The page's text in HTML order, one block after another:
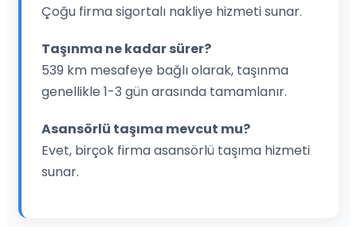
Çoğu firma sigortalı nakliye hizmeti sunar.
Taşınma ne kadar sürer?
539 km mesafeye bağlı olarak, taşınma
genellikle 1-3 gün arasında tamamlanır.
Asansörlü taşıma mevcut mu?
Evet, birçok firma asansörlü taşıma hizmeti
sunar.